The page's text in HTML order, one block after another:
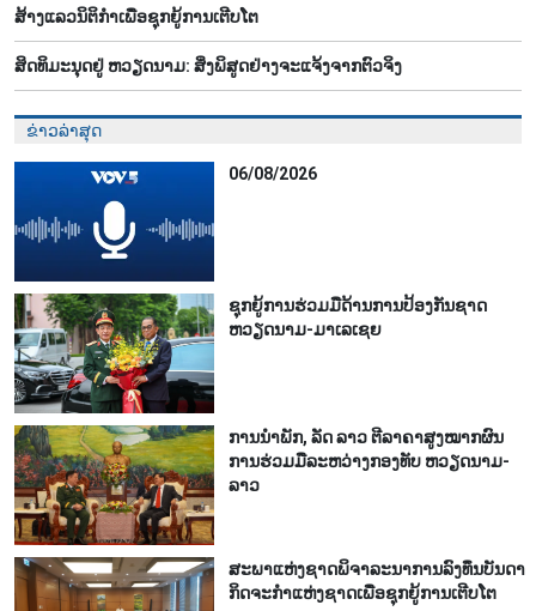
ສ້າງ​ແລວ​ນິ​ຕິ​ກຳ​ເພື່ອ​ຊຸກ​ຍູ້​ການ​ເຕີບ​ໂຕ
ສິດ​ທິ​ມະ​ນຸດ​ຢູ່ ຫວຽດ​ນາມ: ສິ່ງ​ພິ​ສູດ​ຢ່າງ​ຈະ​ແຈ້ງ​ຈາກ​ຕົວ​ຈິງ
ຂ່າວລ່າສຸດ
06/08/2026
ຊຸກ​ຍູ້​ການ​ຮ່ວມ​ມື​ດ້ານ​ການ​ປ້ອງ​ກັນ​ຊາດ
ຫວຽດ​ນາມ-ມາ​ເລ​ເຊຍ
ການ​ນຳ​ພັກ, ລັດ ລາວ ຕີ​ລາ​ຄາ​ສູງ​ໝາກ​ຜົນ​
ການ​ຮ່ວມ​ມື​ລະ​ຫວ່າງກອງ​ທັບ ຫວຽດ​ນາມ-
ລາວ
ສະ​ພາ​ແຫ່ງ​ຊາດ​ພິ​ຈາ​ລະ​ນາ​​ການລົງ​ທຶນ​ບັນ​ດາ​
ກິດ​ຈະ​ກຳ​ແຫ່ງ​ຊາດ​ເພື່ອ​ຊຸກ​ຍູ້​ການ​ເຕີບ​ໂຕ